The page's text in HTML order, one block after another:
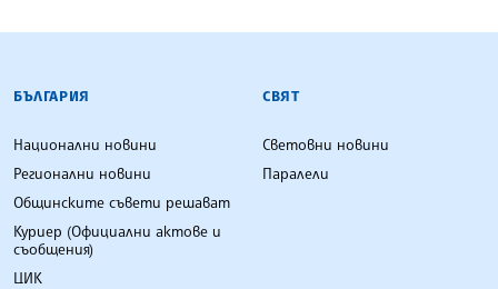
БЪЛГАРСКА ТЕЛЕГРАФНА АГЕНЦИЯ
БЪЛГАРИЯ
Национални новини
Регионални новини
Общинските съвети решават
Куриер (Официални актове и
съобщения)
ЦИК
СВЯТ
Световни новини
Паралели